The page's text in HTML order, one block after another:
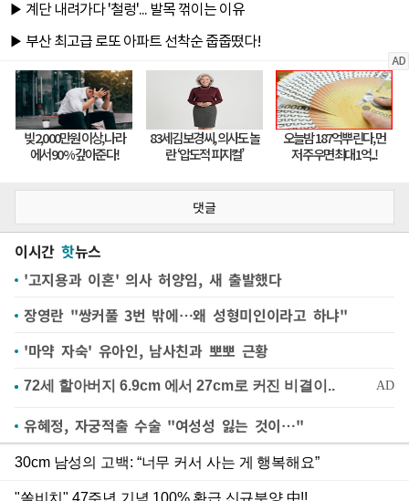
댓글
이시간 핫뉴스
'고지용과 이혼' 의사 허양임, 새 출발했다
장영란 "쌍커풀 3번 밖에…왜 성형미인이라고 하냐"
'마약 자숙' 유아인, 남사친과 뽀뽀 근황
유혜정, 자궁적출 수술 "여성성 잃는 것이…"